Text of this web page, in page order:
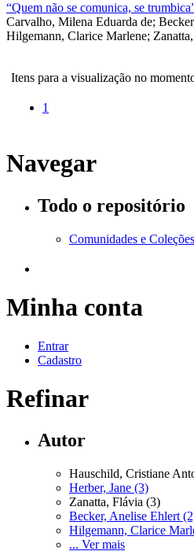
“Quem não se comunica, se
Carvalho, Milena Eduarda de;
Hilgemann, Clarice Marlene;
Itens para a visualização no
1
Navegar
Todo o repositório
Comunidades e Coleções
Minha conta
Entrar
Cadastro
Refinar
Autor
Hauschild, Cristiane
Herber, Jane (3)
Zanatta, Flávia (3)
Becker, Anelise Ehlert
Hilgemann, Clarice
... Ver mais